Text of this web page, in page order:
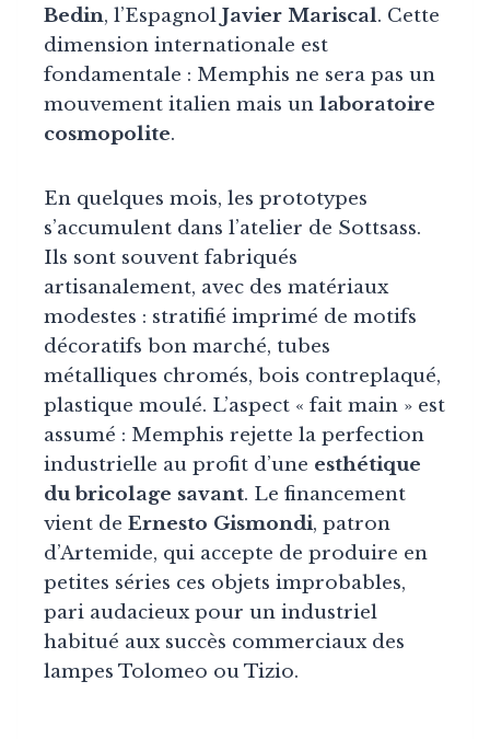
Bedin, l’Espagnol Javier Mariscal. Cette
dimension internationale est
fondamentale : Memphis ne sera pas un
mouvement italien mais un laboratoire
cosmopolite.
En quelques mois, les prototypes
s’accumulent dans l’atelier de Sottsass.
Ils sont souvent fabriqués
artisanalement, avec des matériaux
modestes : stratifié imprimé de motifs
décoratifs bon marché, tubes
métalliques chromés, bois contreplaqué,
plastique moulé. L’aspect « fait main » est
assumé : Memphis rejette la perfection
industrielle au profit d’une esthétique
du bricolage savant. Le financement
vient de Ernesto Gismondi, patron
d’Artemide, qui accepte de produire en
petites séries ces objets improbables,
pari audacieux pour un industriel
habitué aux succès commerciaux des
lampes Tolomeo ou Tizio.